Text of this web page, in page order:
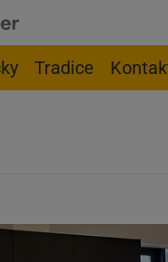
Tradice